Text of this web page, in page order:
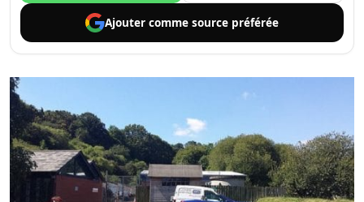
Ajouter comme source préférée